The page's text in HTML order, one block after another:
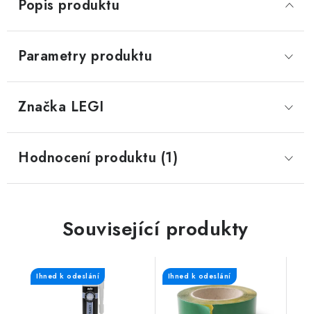
Popis produktu
Parametry produktu
Značka LEGI
Hodnocení produktu (1)
Související produkty
Ihned k odeslání Ihned k odeslání